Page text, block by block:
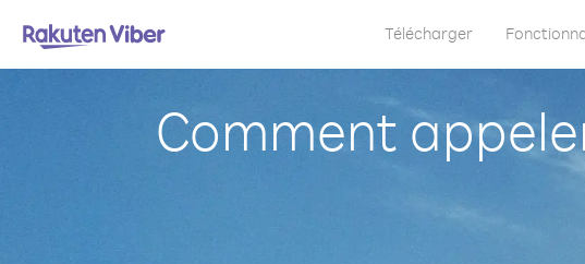
Télécharger
Comment